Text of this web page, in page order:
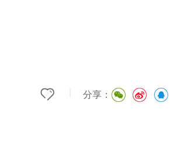
分享：